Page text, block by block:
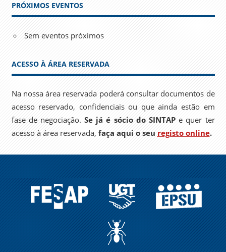
PRÓXIMOS EVENTOS
Sem eventos próximos
ACESSO À ÁREA RESERVADA
Na nossa área reservada poderá consultar documentos de
acesso reservado, confidenciais ou que ainda estão em
fase de negociação.Se já é sócio do SINTAPe quer ter
acesso à área reservada, faça aqui o seu registo online.
FESAP UGT EPSU
A
FORMIGA